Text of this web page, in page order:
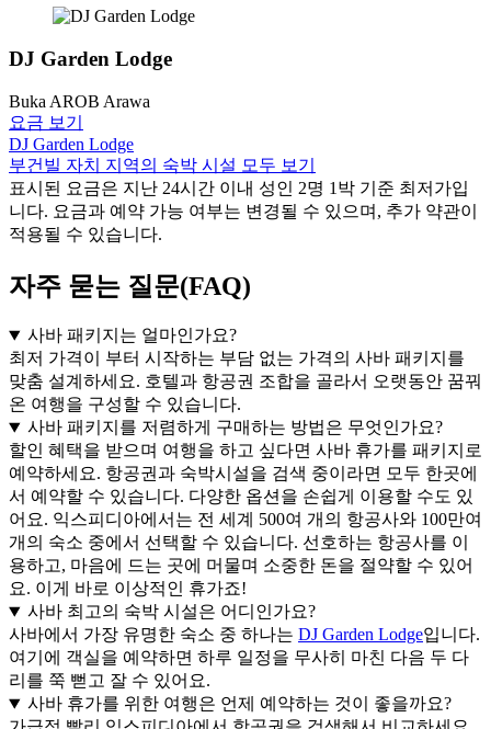
DJ Garden Lodge
Buka AROB Arawa
요금 보기
DJ Garden Lodge
부건빌 자치 지역의 숙박 시설 모두 보기
표시된 요금은 지난 24시간 이내 성인 2명 1박 기준 최저가입
니다. 요금과 예약 가능 여부는 변경될 수 있으며, 추가 약관이
적용될 수 있습니다.
자주 묻는 질문(FAQ)
사바 패키지는 얼마인가요?
최저 가격이 부터 시작하는 부담 없는 가격의 사바 패키지를
맞춤 설계하세요. 호텔과 항공권 조합을 골라서 오랫동안 꿈꿔
온 여행을 구성할 수 있습니다.
사바 패키지를 저렴하게 구매하는 방법은 무엇인가요?
할인 혜택을 받으며 여행을 하고 싶다면 사바 휴가를 패키지로
예약하세요. 항공권과 숙박시설을 검색 중이라면 모두 한곳에
서 예약할 수 있습니다. 다양한 옵션을 손쉽게 이용할 수도 있
어요. 익스피디아에서는 전 세계 500여 개의 항공사와 100만여
개의 숙소 중에서 선택할 수 있습니다. 선호하는 항공사를 이
용하고, 마음에 드는 곳에 머물며 소중한 돈을 절약할 수 있어
요. 이게 바로 이상적인 휴가죠!
사바 최고의 숙박 시설은 어디인가요?
사바에서 가장 유명한 숙소 중 하나는 DJ Garden Lodge입니다.
여기에 객실을 예약하면 하루 일정을 무사히 마친 다음 두 다
리를 쭉 뻗고 잘 수 있어요.
사바 휴가를 위한 여행은 언제 예약하는 것이 좋을까요?